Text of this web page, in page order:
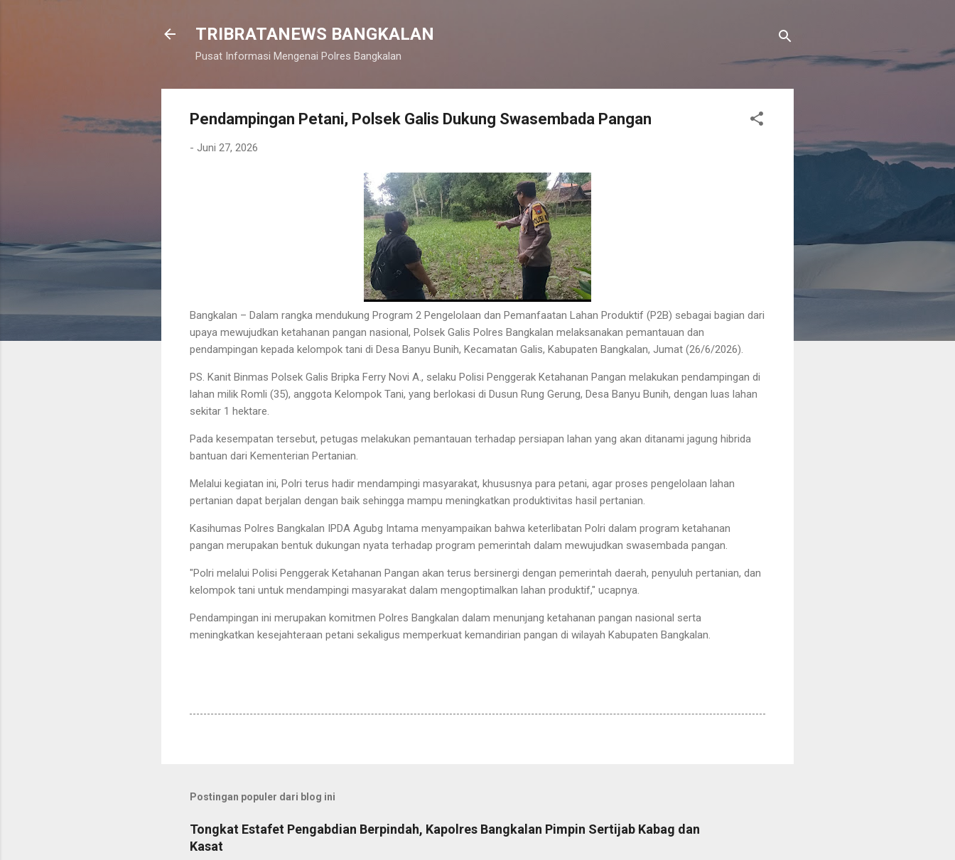
TRIBRATANEWS BANGKALAN
Pusat Informasi Mengenai Polres Bangkalan
Pendampingan Petani, Polsek Galis Dukung Swasembada Pangan
- Juni 27, 2026
Bangkalan – Dalam rangka mendukung Program 2 Pengelolaan dan Pemanfaatan Lahan Produktif (P2B) sebagai bagian dari
upaya mewujudkan ketahanan pangan nasional, Polsek Galis Polres Bangkalan melaksanakan pemantauan dan
pendampingan kepada kelompok tani di Desa Banyu Bunih, Kecamatan Galis, Kabupaten Bangkalan, Jumat (26/6/2026).
PS. Kanit Binmas Polsek Galis Bripka Ferry Novi A., selaku Polisi Penggerak Ketahanan Pangan melakukan pendampingan di
lahan milik Romli (35), anggota Kelompok Tani, yang berlokasi di Dusun Rung Gerung, Desa Banyu Bunih, dengan luas lahan
sekitar 1 hektare.
Pada kesempatan tersebut, petugas melakukan pemantauan terhadap persiapan lahan yang akan ditanami jagung hibrida
bantuan dari Kementerian Pertanian.
Melalui kegiatan ini, Polri terus hadir mendampingi masyarakat, khususnya para petani, agar proses pengelolaan lahan
pertanian dapat berjalan dengan baik sehingga mampu meningkatkan produktivitas hasil pertanian.
Kasihumas Polres Bangkalan IPDA Agubg Intama menyampaikan bahwa keterlibatan Polri dalam program ketahanan
pangan merupakan bentuk dukungan nyata terhadap program pemerintah dalam mewujudkan swasembada pangan.
"Polri melalui Polisi Penggerak Ketahanan Pangan akan terus bersinergi dengan pemerintah daerah, penyuluh pertanian, dan
kelompok tani untuk mendampingi masyarakat dalam mengoptimalkan lahan produktif," ucapnya.
Pendampingan ini merupakan komitmen Polres Bangkalan dalam menunjang ketahanan pangan nasional serta
meningkatkan kesejahteraan petani sekaligus memperkuat kemandirian pangan di wilayah Kabupaten Bangkalan.
Postingan populer dari blog ini
Tongkat Estafet Pengabdian Berpindah, Kapolres Bangkalan Pimpin Sertijab Kabag dan
Kasat